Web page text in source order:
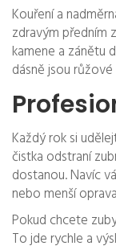
Kouření a
zdravým předním
kamene a zánětu
dásně jsou
Každý rok si
čistka odstraní
dostanou. Navíc
nebo menší
Pokud chcete
To jde rychle a